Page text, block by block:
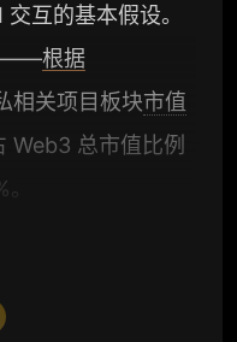
互的基本假设。
——根据
相关项目板块市值
Web3 总市值比例